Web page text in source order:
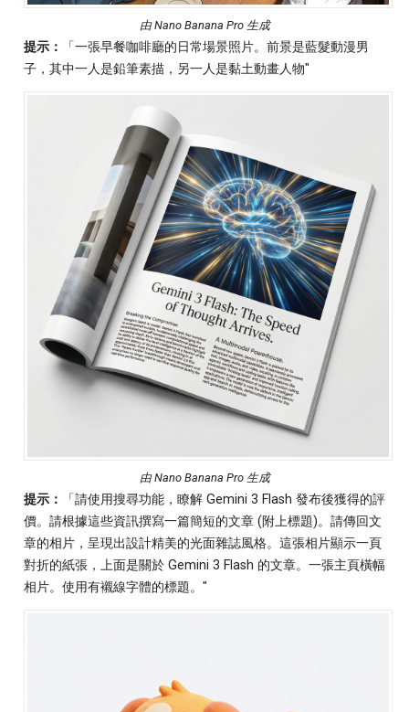
由 Nano Banana Pro 生成
提示：
「一張早餐咖啡廳的日常場景照片。前景是藍髮動漫男
子，其中一人是鉛筆素描，另一人是黏土動畫人物"
由 Nano Banana Pro 生成
提示：
「請使用搜尋功能，瞭解 Gemini 3 Flash 發布後獲得的評
價。請根據這些資訊撰寫一篇簡短的文章 (附上標題)。請傳回文
章的相片，呈現出設計精美的光面雜誌風格。這張相片顯示一頁
對折的紙張，上面是關於 Gemini 3 Flash 的文章。一張主頁橫幅
相片。使用有襯線字體的標題。"